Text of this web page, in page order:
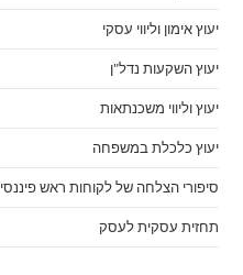
יעוץ אימון וליווי עסקי
יעוץ השקעות נדל"ן
יעוץ וליווי משכנתאות
יעוץ כלכלת במשפחה
סיפורי הצלחה של לקוחות ראש פיננסי
תחזית עסקית לעסק